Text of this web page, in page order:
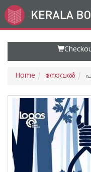
Go
to
Home നോവല്‍